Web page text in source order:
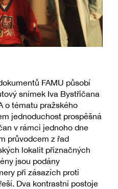
FAMU působí
snímek Iva Bystřičana
o tématu pražského
jednoduchost prospěšná
v rámci jednoho dne
průvodcem z řad
lokalit příznačných
jsou podány
při zásazích proti
Dva kontrastní postoje